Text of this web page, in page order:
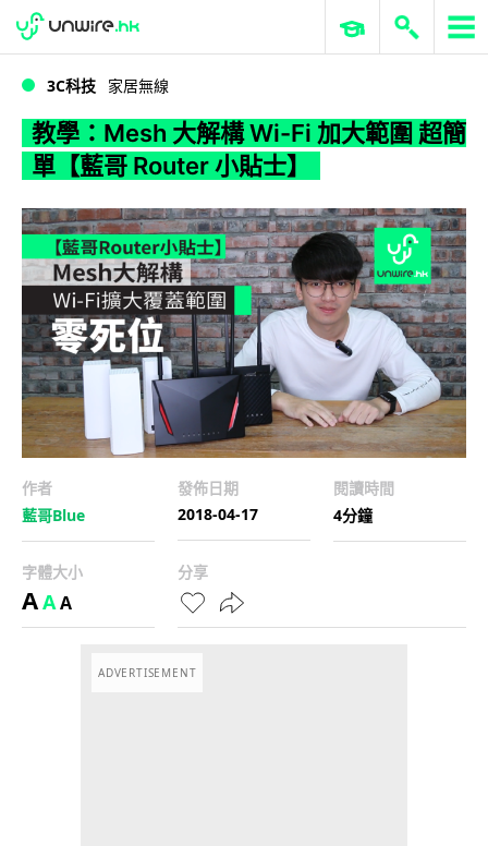
WWDC 2026 ERP 與商業 AI
3C科技 家居無線
教學：Mesh 大解構 Wi-Fi 加大範圍 超簡
單【藍哥 Router 小貼士】
作者
藍哥Blue
發佈日期
2018-04-17
閱讀時間
4分鐘
字體大小
AAA
分享
ADVERTISEMENT